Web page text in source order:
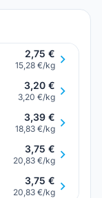
2,75 €
15,28 €/kg
3,20 €
3,20 €/kg
3,39 €
18,83 €/kg
3,75 €
20,83 €/kg
3,75 €
20,83 €/kg